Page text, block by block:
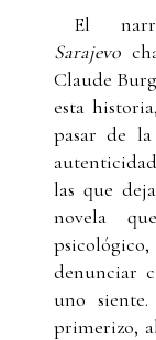
El
Sarajevo
Claude
esta
pasar de
las que
novela
denunciar
uno
primerizo,